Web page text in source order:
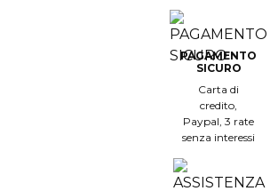
PAGAMENTO
SICURO
Carta di
credito,
Paypal, 3 rate
senza interessi